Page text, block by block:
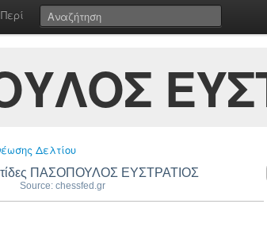
Περί
Δελτίου
ΠΑΣΟΠΟΥΛΟΣ ΕΥΣΤΡΑΤΙΟΣ
Source: chessfed.gr